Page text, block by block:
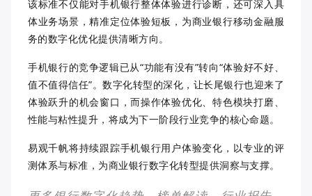
该标准不仅能对手机银行整体体验进行诊断，还可深入具
体业务场景，精准定位体验短板，为商业银行移动金融服
务的数字化优化提供清晰方向。
手机银行的竞争逻辑已从“功能有没有”转向“体验好不好、
值不值得信任”。数字化转型的深化，让长尾银行也迎来了
体验跃升的机会窗口，而操作体验优化、特色模块打磨、
性能与粘性提升，将成为下一阶段行业竞争的核心命题。
易观千帆将持续跟踪手机银行用户体验变化，以专业的评
测体系与标准，为商业银行数字化转型提供洞察与支撑。